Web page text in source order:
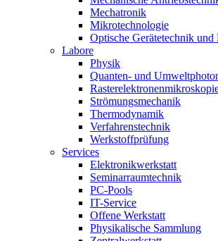
Mechatronik
Mikrotechnologie
Optische Gerätetechnik und
Labore
Physik
Quanten- und
Strömungsmechanik
Thermodynamik
Verfahrenstechnik
Werkstoffprüfung
Services
Elektronikwerkstatt
Seminarraumtechnik
PC-Pools
IT-Service
Offene Werkstatt
Physikalische Sammlung